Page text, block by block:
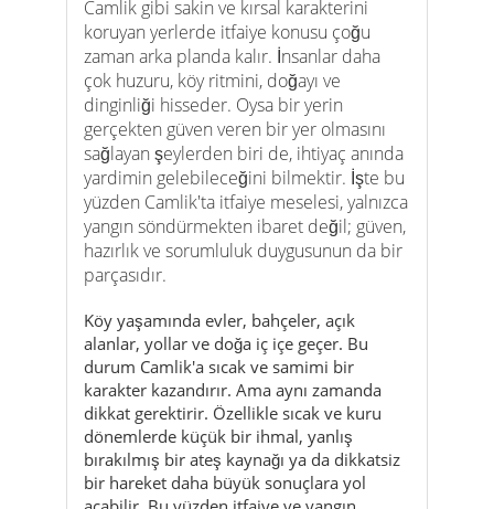
gerçekten güven veren bir yer olmasını
sağlayan şeylerden biri de, ihtiyaç anında
yardimin gelebileceğini bilmektir. İşte bu
yüzden Camlik'ta itfaiye meselesi, yalnızca
yangın söndürmekten ibaret değil; güven,
hazırlık ve sorumluluk duygusunun da bir
parçasıdır.
Köy yaşamında evler, bahçeler, açık
alanlar, yollar ve doğa iç içe geçer. Bu
durum Camlik'a sıcak ve samimi bir
karakter kazandırır. Ama aynı zamanda
dönemlerde küçük bir ihmal, yanlış
bırakılmış bir ateş kaynağı ya da dikkatsiz
bir hareket daha büyük sonuçlara yol
açabilir. Bu yüzden itfaiye ve yangın
güvenliği gibi konular, köyün görünmeyen
ama çok değerli taraflarından biridir.
Bu sayfa tam da bu nedenle önemlidir.
Çünkü Camlik'ı yalnızca güzel bir köy